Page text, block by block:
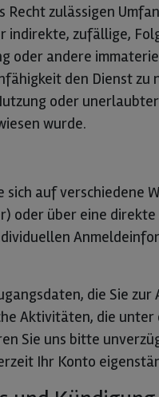
zulässigen
indirekte, zufällige,
oder andere
den Dienst
oder
wurde.
sich auf
oder über eine
die Sie
Aktivitäten, die
Sie uns bitte
Ihr Konto